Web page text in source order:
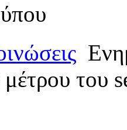
μέτρου του